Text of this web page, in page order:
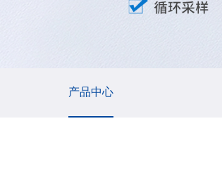
产品中心